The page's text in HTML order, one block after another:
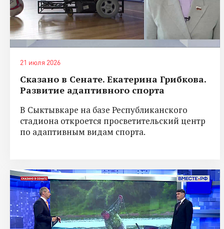
21 июля 2026
Сказано в Сенате. Екатерина Грибкова.
Развитие адаптивного спорта
В Сыктывкаре на базе Республиканского
стадиона откроется просветительский центр
по адаптивным видам спорта.